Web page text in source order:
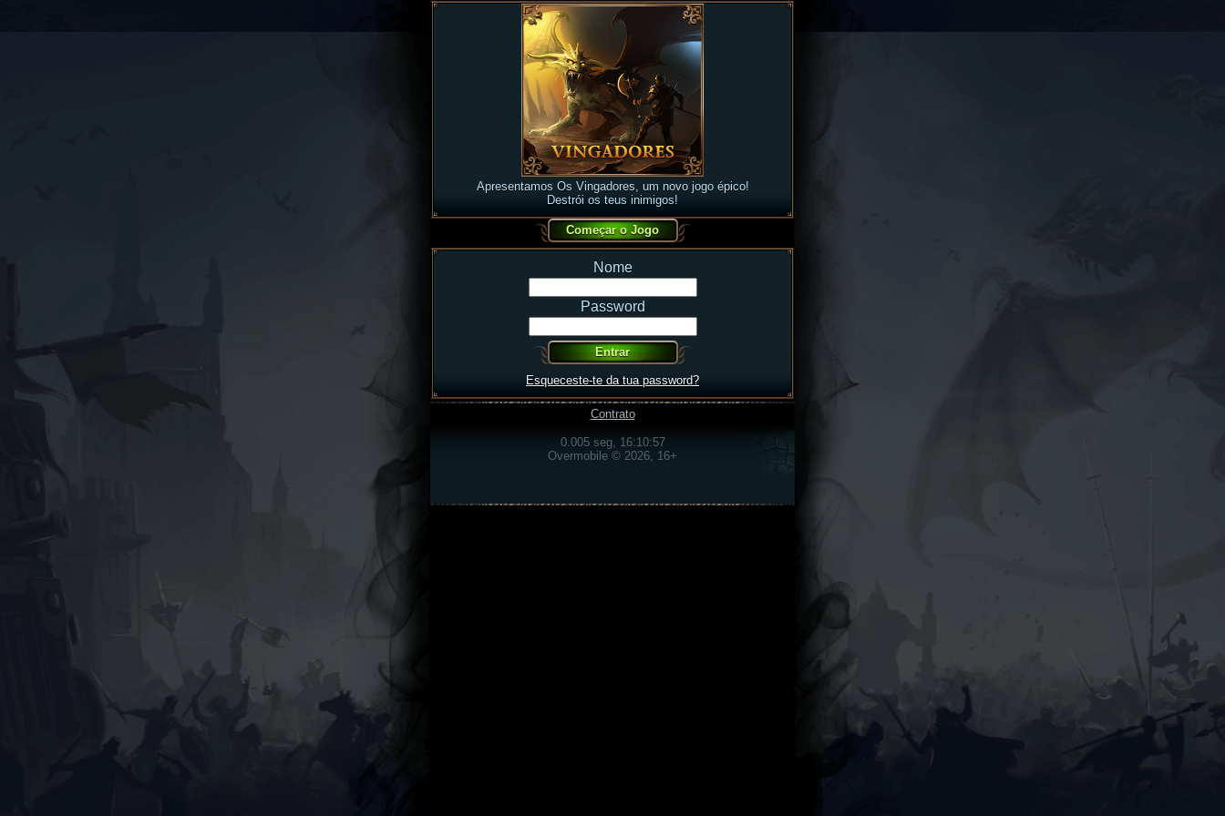
Apresentamos Os Vingadores, um novo jogo épico!
Destrói os teus inimigos!
Nome
Password
Esqueceste-te da tua password?
Contrato
0.005 seg, 16:10:57
Overmobile © 2026, 16+